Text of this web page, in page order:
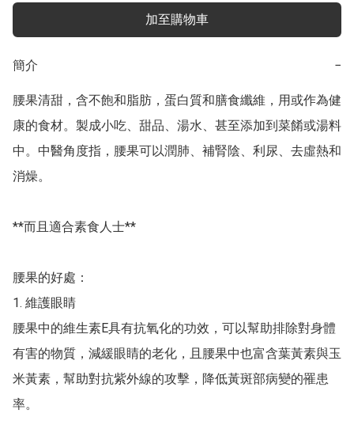
加至購物車
簡介 −
腰果清甜，含不飽和脂肪，蛋白質和膳食纖維，用或作為健
康的食材。製成小吃、甜品、湯水、甚至添加到菜餚或湯料
中。中醫角度指，腰果可以潤肺、補腎陰、利尿、去虛熱和
消燥。
**而且適合素食人士**
腰果的好處：
1. 維護眼睛
腰果中的維生素E具有抗氧化的功效，可以幫助排除對身體
有害的物質，減緩眼睛的老化，且腰果中也富含葉黃素與玉
米黃素，幫助對抗紫外線的攻擊，降低黃斑部病變的罹患
率。